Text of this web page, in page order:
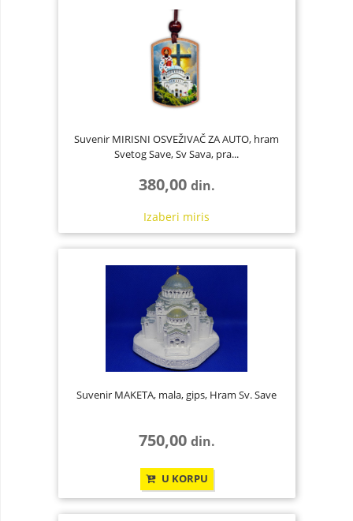
Suvenir MIRISNI OSVEŽIVAČ ZA AUTO, hram
Svetog Save, Sv Sava, pra...
380,00 din.
Izaberi miris
Suvenir MAKETA, mala, gips, Hram Sv. Save
750,00 din.
U KORPU